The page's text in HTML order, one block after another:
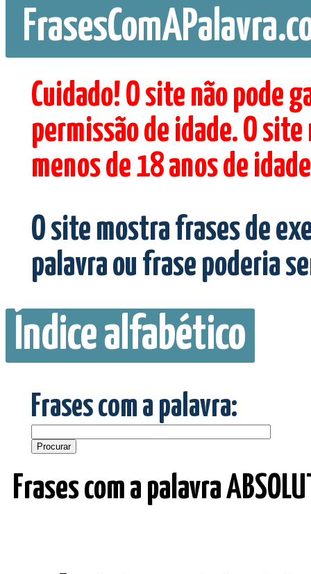
Cuidado! O site não pode
permissão de idade. O
menos de 18 anos de
O site mostra frases de
palavra ou frase poderia
Índice alfabético
Frases com a palavra:
Frases com a palavra